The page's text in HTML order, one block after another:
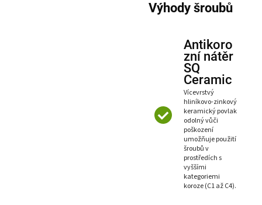
Výhody šroubů
Antikoro
zní nátěr
SQ
Ceramic
Vícevrstvý
hliníkovo-zinkový
keramický povlak
odolný vůči
poškození
umožňuje použití
šroubů v
prostředích s
vyššími
kategoriemi
koroze (C1 až C4).